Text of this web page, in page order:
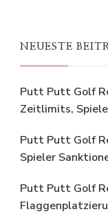
NEUESTE
Putt Putt Golf
Zeitlimits,
Putt Putt Golf
Spieler
Putt Putt Golf